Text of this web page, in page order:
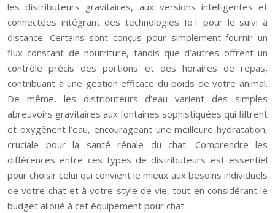
les distributeurs gravitaires, aux versions intelligentes et
connectées intégrant des technologies IoT pour le suivi à
distance. Certains sont conçus pour simplement fournir un
flux constant de nourriture, tandis que d’autres offrent un
contrôle précis des portions et des horaires de repas,
contribuant à une gestion efficace du poids de votre animal.
De même, les distributeurs d’eau varient des simples
abreuvoirs gravitaires aux fontaines sophistiquées qui filtrent
et oxygènent l’eau, encourageant une meilleure hydratation,
cruciale pour la santé rénale du chat. Comprendre les
différences entre ces types de distributeurs est essentiel
pour choisir celui qui convient le mieux aux besoins individuels
de votre chat et à votre style de vie, tout en considérant le
budget alloué à cet équipement pour chat.